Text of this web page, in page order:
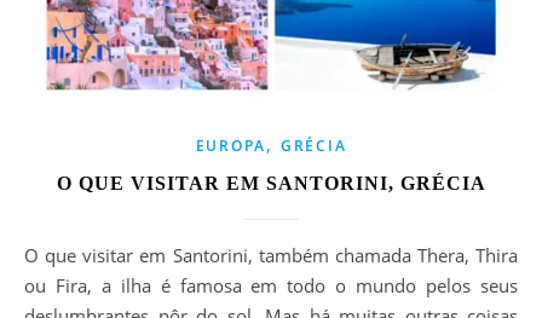
EUROPA, GRÉCIA
O QUE VISITAR EM SANTORINI, GRÉCIA
O que visitar em Santorini, também chamada Thera, Thira
ou Fira, a ilha é famosa em todo o mundo pelos seus